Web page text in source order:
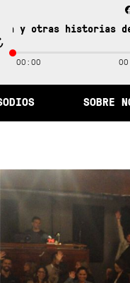
otras historias del
00:00
SOBRE